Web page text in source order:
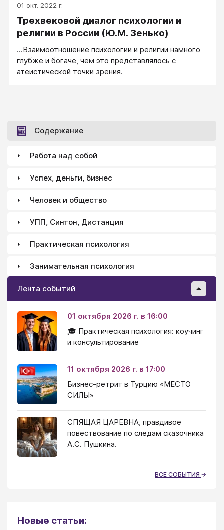
Основных, классических, позиций пять...
01 окт. 2022 г.
Трехвековой диалог психологии и
религии в России (Ю.М. Зенько)
...Взаимоотношение психологии и религии намного
глубже и богаче, чем это представлялось с
атеистической точки зрения.
Содержание
Работа над собой
Успех, деньги, бизнес
Человек и общество
УПП, Синтон, Дистанция
Практическая психология
Занимательная психология
Лента событий
01 октября 2026 г. в 16:00
🎓 Практическая психология: коучинг
и консультирование
11 октября 2026 г. в 17:00
Бизнес-ретрит в Турцию «МЕСТО
СИЛЫ»
СПЯЩАЯ ЦАРЕВНА, правдивое
повествование по следам сказочника
А.С. Пушкина.
ВСЕ СОБЫТИЯ
Новые статьи: